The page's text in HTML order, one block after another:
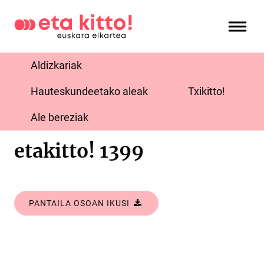
Aldizkariak
Hauteskundeetako aleak Txikitto!
Ale bereziak
etakitto! 1399
PANTAILA OSOAN IKUSI